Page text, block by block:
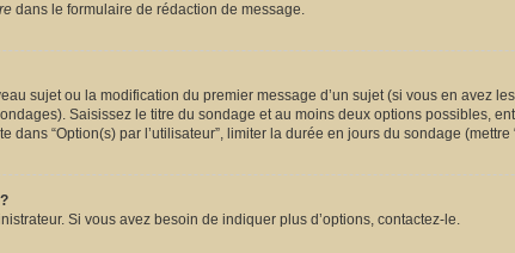
dans le formulaire de rédaction de message.
sujet ou la modification du premier message d’un sujet (si vous en avez
Saisissez le titre du sondage et au moins deux options possibles,
dans “Option(s) par l’utilisateur”, limiter la durée en jours du sondage
Si vous avez besoin de indiquer plus d’options, contactez-le.